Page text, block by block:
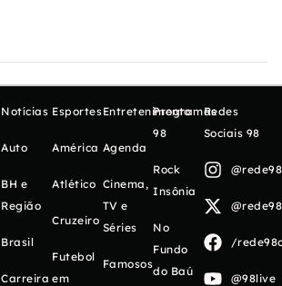
Notícias
Auto
BH e
Região
Brasil
Carreira
Esportes
América
Atlético
Cruzeiro
Futebol
em
Entretenimento
Agenda
Cinema,
TV e
Séries
Famosos
Programas
98
Rock
Insônia
No
Fundo
do Baú
Redes
Sociais 98
/
@98live